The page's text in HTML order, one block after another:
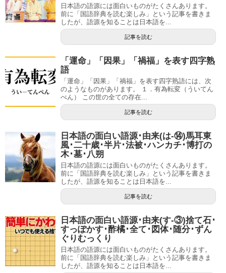
日本語の語源には面白いものがたくさんあります。
前に「国語辞典を読む楽しみ」という記事を書きま
したが、語源を知ることは日本語を...
記事を読む
「運命」「因果」「禍福」を表す四字熟
語
「運命」「因果」「禍福」を表す四字熟語には、次
のようなものがあります。 １．有為転変（ういてん
ぺん） この世の全ての存在...
記事を読む
日本語の面白い語源･由来(は-⑭)馬耳東
風･二十歳･半片･法被･ハンカチ･博打の
木･墓･八朔
日本語の語源には面白いものがたくさんあります。
前に「国語辞典を読む楽しみ」という記事を書きま
したが、語源を知ることは日本語を...
記事を読む
日本語の面白い語源･由来(す-③)捨て石･
すっぽかす･酢橘･全て･図体･随分･ずん
ぐりむっくり
日本語の語源には面白いものがたくさんあります。
前に「国語辞典を読む楽しみ」という記事を書きま
したが、語源を知ることは日本語を...